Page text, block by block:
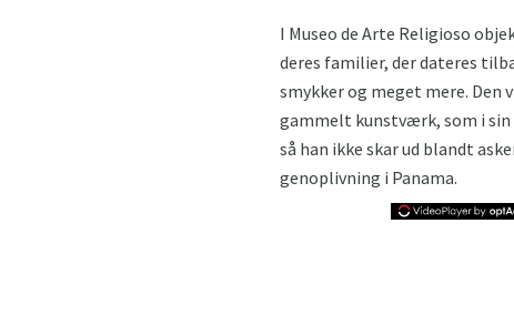
I Museo de Arte Religioso
deres familier, der dateres
smykker og meget mere.
gammelt kunstværk, som i
så han ikke skar ud blandt
genoplivning i Panama.